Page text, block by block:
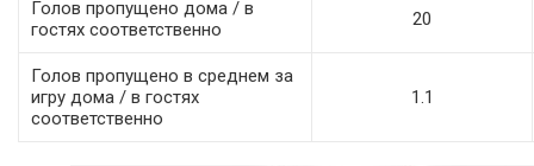
Голов пропущено дома / в
гостях соответственно
20
Голов пропущено в среднем за
игру дома / в гостях
соответственно
1.1